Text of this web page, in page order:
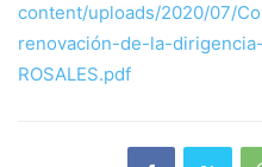
content/uploads/2020/07/
renovación-de-la-
ROSALES.pdf